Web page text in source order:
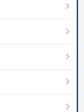
。
refresh 更新する